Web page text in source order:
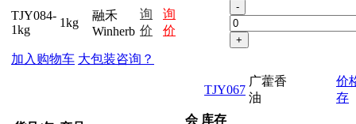
TJY084-
1kg
1kg
融禾
Winherb
询
价
询
价
-
+
加入购物车 大包装咨询？
TJY067
广藿香
油
价
存
会 库存